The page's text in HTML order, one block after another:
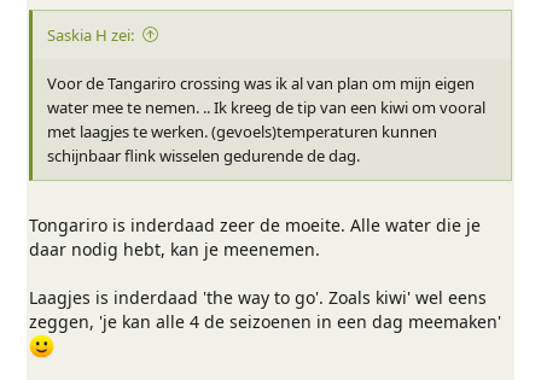
eSaskia H zei:
Voor de Tangariro crossing was ik al van plan om mijn eigen
water mee te nemen. .. Ik kreeg de tip van een kiwi om vooral
met laagjes te werken. (gevoels)temperaturen kunnen
schijnbaar flink wisselen gedurende de dag.
Tongariro is inderdaad zeer de moeite. Alle water die je
daar nodig hebt, kan je meenemen.
Laagjes is inderdaad 'the way to go'. Zoals kiwi' wel eens
zeggen, 'je kan alle 4 de seizoenen in een dag meemaken'